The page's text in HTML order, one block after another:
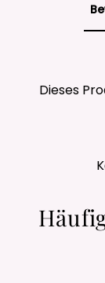
Dieses